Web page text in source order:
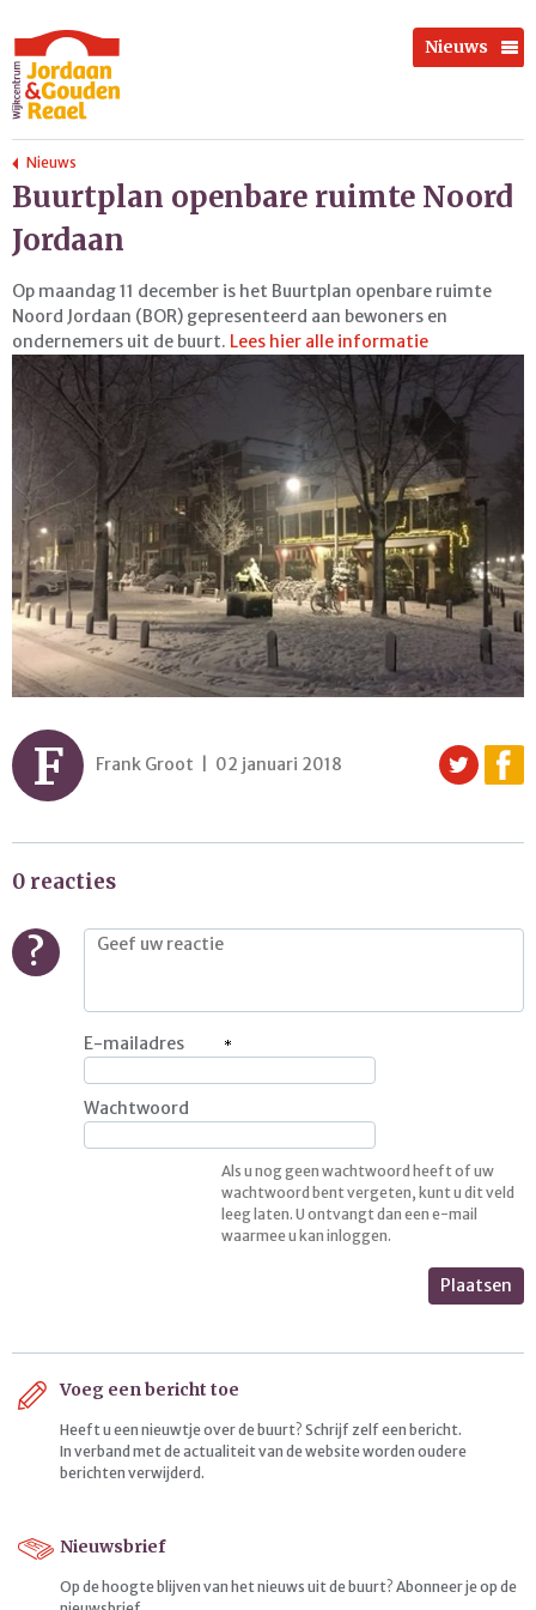
Nieuws
Nieuws
Buurtplan openbare ruimte Noord
Jordaan
Op maandag 11 december is het Buurtplan openbare ruimte
Noord Jordaan (BOR) gepresenteerd aan bewoners en
ondernemers uit de buurt. Lees hier alle informatie
F Frank Groot | 02 januari 2018
0 reacties
?
E-mailadres
Wachtwoord
Als u nog geen wachtwoord heeft of uw
wachtwoord bent vergeten, kunt u dit veld
leeg laten. U ontvangt dan een e-mail
waarmee u kan inloggen.
Plaatsen
Voeg een bericht toe
Heeft u een nieuwtje over de buurt? Schrijf zelf een bericht.
In verband met de actualiteit van de website worden oudere
berichten verwijderd.
Nieuwsbrief
Op de hoogte blijven van het nieuws uit de buurt? Abonneer je op de